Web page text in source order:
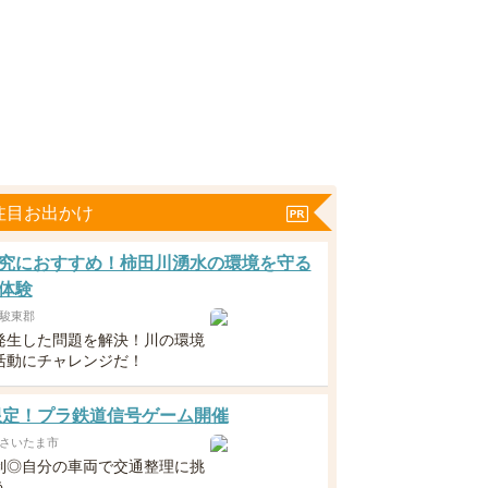
目お出かけ
におすすめ！柿田川湧水の環境を守る
験
東郡
生した問題を解決！川の環境
動にチャレンジだ！
！プラ鉄道信号ゲーム開催
いたま市
◎自分の車両で交通整理に挑